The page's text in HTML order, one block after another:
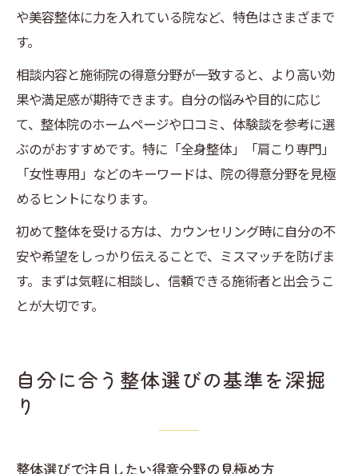
や美容整体に力を入れている院など、特色はさまざまで
す。
相談内容と施術院の得意分野が一致すると、より高い効
果や満足感が期待できます。自分の悩みや目的に応じ
て、整体院のホームページや口コミ、体験談を参考に選
ぶのがおすすめです。特に「全身整体」「肩こり専門」
「女性専用」などのキーワードは、院の得意分野を見極
めるヒントになります。
初めて整体を受ける方は、カウンセリング時に自分の不
安や希望をしっかり伝えることで、ミスマッチを防げま
す。まずは気軽に相談し、信頼できる施術者と出会うこ
とが大切です。
自分に合う整体選びの基準を深掘
り
整体選びで注目したい得意分野の見極め方